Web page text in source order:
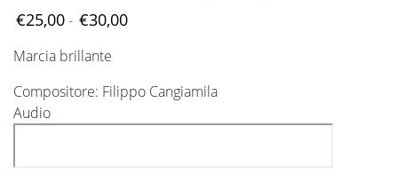
€25,00- €30,00Fascia
€25,00
a
Marcia brillante
Compositore: Filippo Cangiamila
Audio